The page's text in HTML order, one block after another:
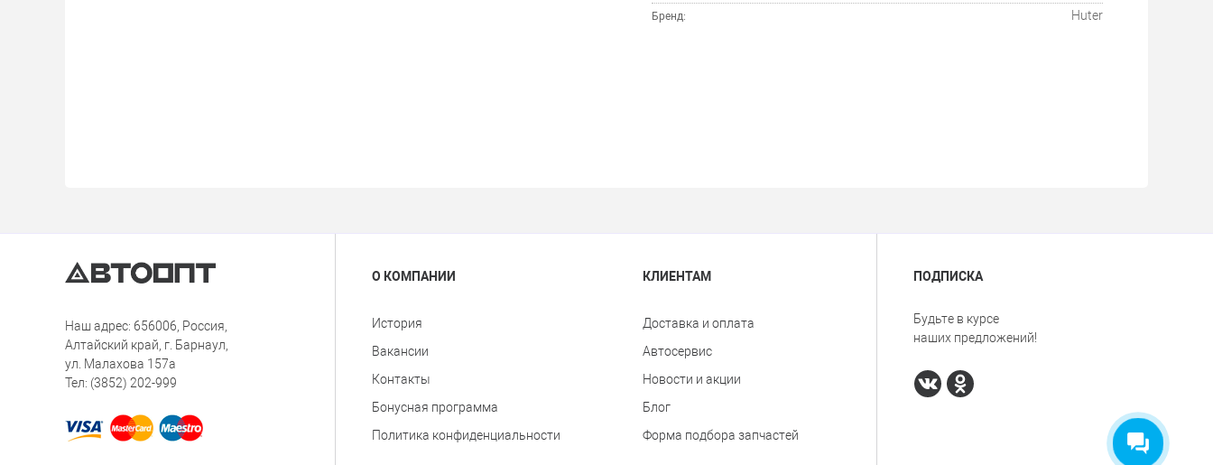
Бренд: Huter
Наш адрес: 656006, Россия,
Алтайский край, г. Барнаул,
ул. Малахова 157а
Тел: (3852) 202-999
О КОМПАНИИ
История
Вакансии
Контакты
Бонусная программа
Политика конфиденциальности
КЛИЕНТАМ
Доставка и оплата
Автосервис
Новости и акции
Блог
Форма подбора запчастей
ПОДПИСКА
Будьте в курсе
наших предложений!